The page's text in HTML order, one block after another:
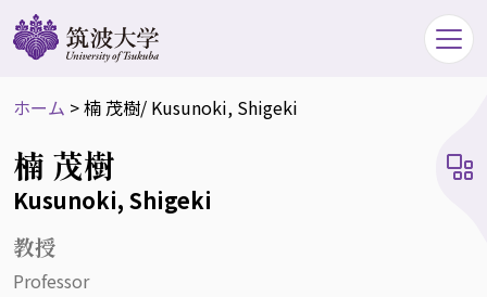
ホーム >楠 茂樹/ Kusunoki, Shigeki
楠 茂樹
Kusunoki, Shigeki
教授
Professor